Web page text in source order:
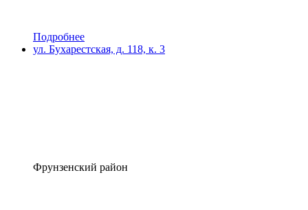
Подробнее
ул. Бухарестская, д. 118, к. 3
Фрунзенский район